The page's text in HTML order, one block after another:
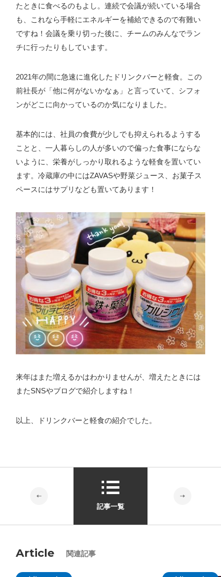
たときに食べるのもよし。連続で会議が続いている場合
も、これなら手軽にエネルギーを補給できるので有難い
ですね！会議を乗り切った後に、チームのみんなでラン
チに行ったりもしています。
2021年の間に急速に進化したドリンクバーと軽食。この
前社長が「他に何がないかなぁ」と言っていて、シフォ
ンがどこに向かっているのか気になりました。
基本的には、社員の食費が少しでも抑えられるようする
ことと、一人暮らしの人が多いので偏った食事にならな
いように、栄養がしっかり取れるような軽食を置いてい
ます。冷蔵庫の中にはZAVASや野菜ジュース、お菓子ス
ペースにはサプリなども置いてあります！
来年はまた増えるかはわかりませんが、増えたときには
またSNSやブログで紹介しますね！
以上、ドリンクバーと軽食の紹介でした。
記事一覧
Article 関連記事